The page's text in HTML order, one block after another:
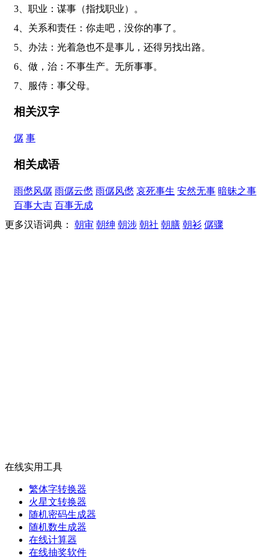
3、职业：谋事（指找职业）。
4、关系和责任：你走吧，没你的事了。
5、办法：光着急也不是事儿，还得另找出路。
6、做，治：不事生产。无所事事。
7、服侍：事父母。
相关汉字
僝 事
相关成语
雨僽风僝 雨僝云僽 雨僝风僽 哀死事生 安然无事 暗昧之事
百事大吉 百事无成
更多汉语词典： 朝审 朝绅 朝涉 朝社 朝膳 朝衫 僝骤
在线实用工具
繁体字转换器
火星文转换器
随机密码生成器
随机数生成器
在线计算器
在线抽奖软件